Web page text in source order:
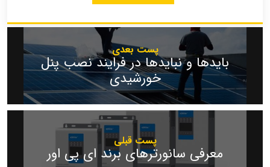
پست بعدی
بایدها و نبایدها در فرایند نصب پنل
خورشیدی
پست قبلی
معرفی سانورترهای برند ای پی اور‍‍